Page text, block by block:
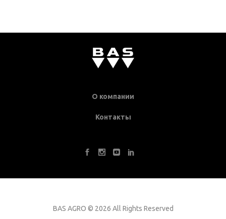
О компании
Контакты
BAS AGRO © 2026 All Rights Reserved